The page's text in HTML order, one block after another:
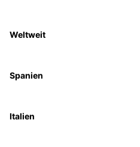
Weltweit
Spanien
Italien